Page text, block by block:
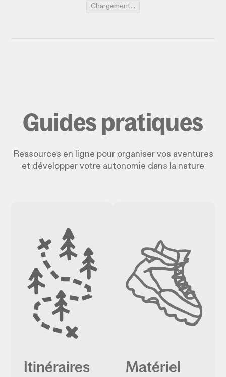
Chargement...
Guides pratiques
Ressources en ligne pour organiser vos aventures
et développer votre autonomie dans la nature
Itinéraires Matériel